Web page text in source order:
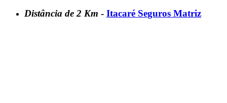
Distância de 2 Km - Itacaré Seguros Matriz